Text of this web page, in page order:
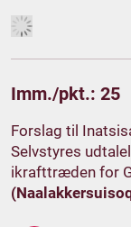
Imm./pkt.: 25
Forslag til
Selvstyres
ikrafttræden for